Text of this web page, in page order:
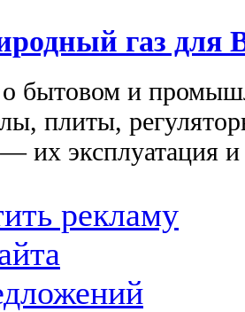
газ для
бытовом и
плиты,
их эксплуатация
рекламу